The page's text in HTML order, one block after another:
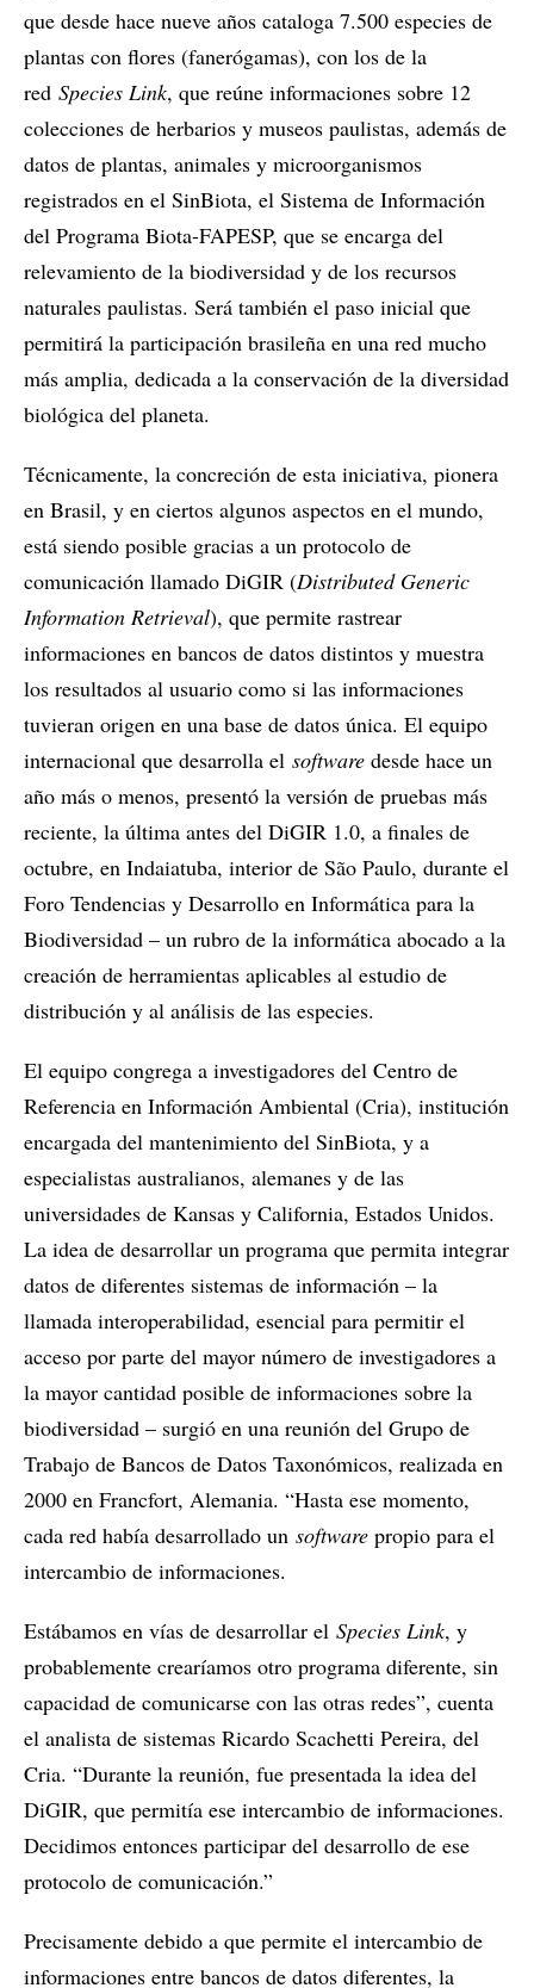
que desde hace nueve años cataloga 7.500 especies de
plantas con flores (fanerógamas), con los de la
red Species Link, que reúne informaciones sobre 12
colecciones de herbarios y museos paulistas, además de
datos de plantas, animales y microorganismos
registrados en el SinBiota, el Sistema de Información
del Programa Biota-FAPESP, que se encarga del
relevamiento de la biodiversidad y de los recursos
naturales paulistas. Será también el paso inicial que
permitirá la participación brasileña en una red mucho
más amplia, dedicada a la conservación de la diversidad
biológica del planeta.
Técnicamente, la concreción de esta iniciativa, pionera
en Brasil, y en ciertos algunos aspectos en el mundo,
está siendo posible gracias a un protocolo de
comunicación llamado DiGIR (Distributed Generic
Information Retrieval), que permite rastrear
informaciones en bancos de datos distintos y muestra
los resultados al usuario como si las informaciones
tuvieran origen en una base de datos única. El equipo
internacional que desarrolla el software desde hace un
año más o menos, presentó la versión de pruebas más
reciente, la última antes del DiGIR 1.0, a finales de
octubre, en Indaiatuba, interior de São Paulo, durante el
Foro Tendencias y Desarrollo en Informática para la
Biodiversidad – un rubro de la informática abocado a la
creación de herramientas aplicables al estudio de
distribución y al análisis de las especies.
El equipo congrega a investigadores del Centro de
Referencia en Información Ambiental (Cria), institución
encargada del mantenimiento del SinBiota, y a
especialistas australianos, alemanes y de las
universidades de Kansas y California, Estados Unidos.
La idea de desarrollar un programa que permita integrar
datos de diferentes sistemas de información – la
llamada interoperabilidad, esencial para permitir el
acceso por parte del mayor número de investigadores a
la mayor cantidad posible de informaciones sobre la
biodiversidad – surgió en una reunión del Grupo de
Trabajo de Bancos de Datos Taxonómicos, realizada en
2000 en Francfort, Alemania. “Hasta ese momento,
cada red había desarrollado un software propio para el
intercambio de informaciones.
Estábamos en vías de desarrollar el Species Link, y
probablemente crearíamos otro programa diferente, sin
capacidad de comunicarse con las otras redes”, cuenta
el analista de sistemas Ricardo Scachetti Pereira, del
Cria. “Durante la reunión, fue presentada la idea del
DiGIR, que permitía ese intercambio de informaciones.
Decidimos entonces participar del desarrollo de ese
protocolo de comunicación.”
Precisamente debido a que permite el intercambio de
informaciones entre bancos de datos diferentes, la